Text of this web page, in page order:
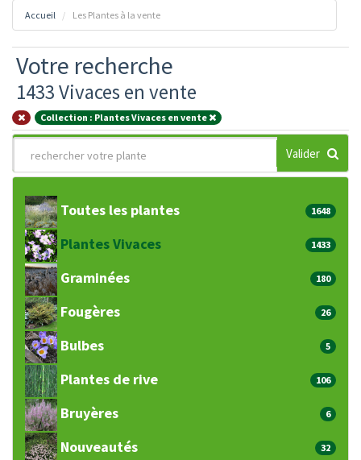
Accueil Les Plantes à la vente
Votre recherche
1433 Vivaces en vente
Collection : Plantes Vivaces en vente
Valider
Toutes les plantes 1648
Plantes Vivaces 1433
Graminées 180
Fougères 26
Bulbes 5
Plantes de rive 106
Bruyères 6
Nouveautés 32